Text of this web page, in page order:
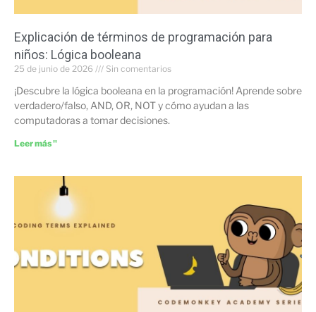
Explicación de términos de programación para
niños: Lógica booleana
25 de junio de 2026 Sin comentarios
¡Descubre la lógica booleana en la programación! Aprende sobre
verdadero/falso, AND, OR, NOT y cómo ayudan a las
computadoras a tomar decisiones.
Leer más "